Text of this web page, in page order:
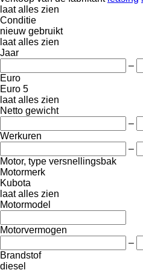
laat alles zien
Conditie
nieuw gebruikt
laat alles zien
Jaar
–
Euro
Euro 5
laat alles zien
Netto gewicht
–
Werkuren
–
Motor, type versnellingsbak
Motormerk
Kubota
laat alles zien
Motormodel
Motorvermogen
–
Brandstof
diesel